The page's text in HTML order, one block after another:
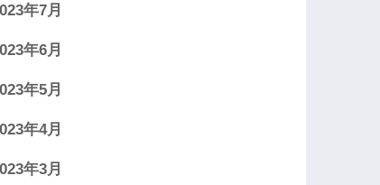
年7月
年6月
年5月
年4月
年3月